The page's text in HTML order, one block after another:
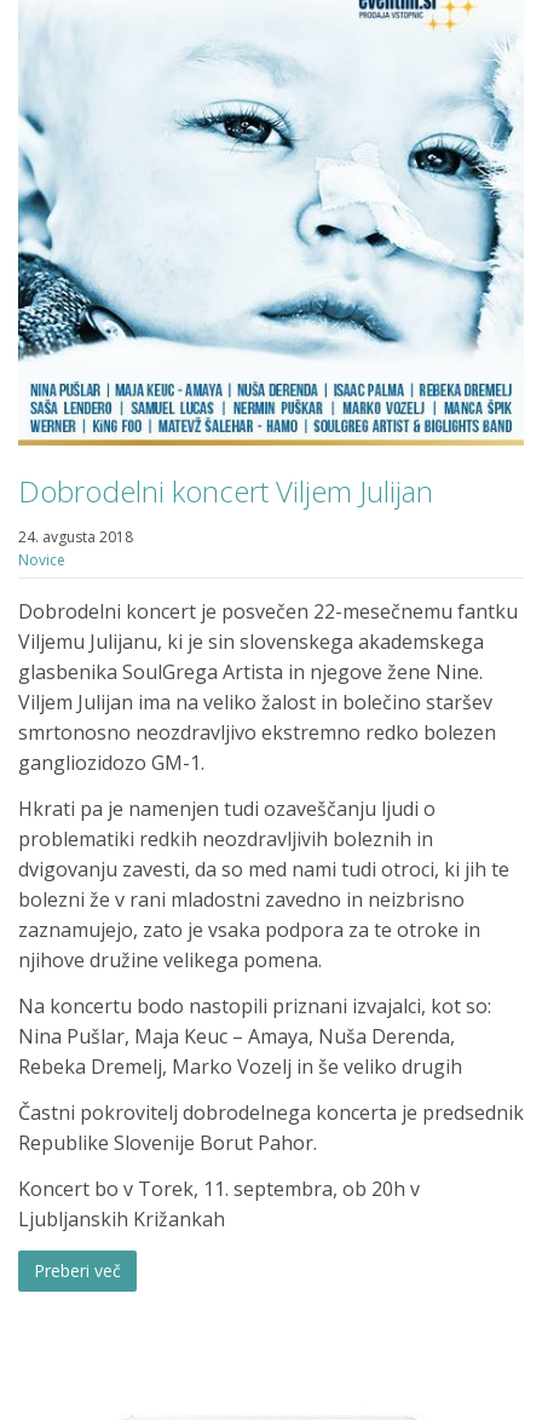
Dobrodelni koncert Viljem Julijan
24. avgusta 2018
Novice
Dobrodelni koncert je posvečen 22-mesečnemu fantku
Viljemu Julijanu, ki je sin slovenskega akademskega
glasbenika SoulGrega Artista in njegove žene Nine.
Viljem Julijan ima na veliko žalost in bolečino staršev
smrtonosno neozdravljivo ekstremno redko bolezen
gangliozidozo GM-1.
Hkrati pa je namenjen tudi ozaveščanju ljudi o
problematiki redkih neozdravljivih boleznih in
dvigovanju zavesti, da so med nami tudi otroci, ki jih te
bolezni že v rani mladostni zavedno in neizbrisno
zaznamujejo, zato je vsaka podpora za te otroke in
njihove družine velikega pomena.
Na koncertu bodo nastopili priznani izvajalci, kot so:
Nina Pušlar, Maja Keuc – Amaya, Nuša Derenda,
Rebeka Dremelj, Marko Vozelj in še veliko drugih
Častni pokrovitelj dobrodelnega koncerta je predsednik
Republike Slovenije Borut Pahor.
Koncert bo v Torek, 11. septembra, ob 20h v
Ljubljanskih Križankah
Preberi več